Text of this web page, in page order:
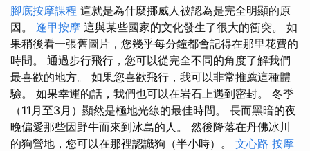
腳底按摩課程 這就是為什麼挪威人被認為是完全明顯的原
因。 逢甲按摩 這與某些國家的文化發生了很大的衝突。 如
果稍後看一張舊圖片，您幾乎每分鐘都會記得在那里花費的
時間。 通過步行飛行，您可以從完全不同的角度了解我們
最喜歡的地方。 如果您喜歡飛行，我可以非常推薦這種體
驗。 如果幸運的話，我們也可以在岩石上遇到密封。 冬季
（11月至3月）顯然是極地光線的最佳時間。 長而黑暗的夜
晚偏愛那些因野牛而來到冰島的人。 然後降落在丹佛冰川
的狗營地，您可以在那裡認識狗（半小時）。 文心路 按摩